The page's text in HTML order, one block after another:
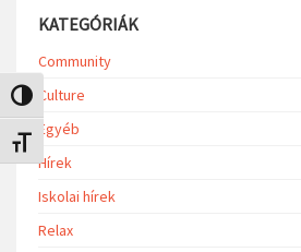
Nagy kontraszt váltása
Betűméret váltása
KATEGÓRIÁK
Community
Culture
Egyéb
Hírek
Iskolai hírek
Relax